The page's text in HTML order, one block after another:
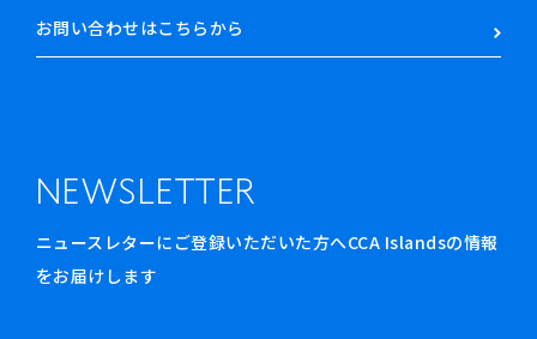
お問い合わせはこちらから
NEWSLETTER
ニュースレターにご登録いただいた方へCCA Islandsの情報
をお届けします